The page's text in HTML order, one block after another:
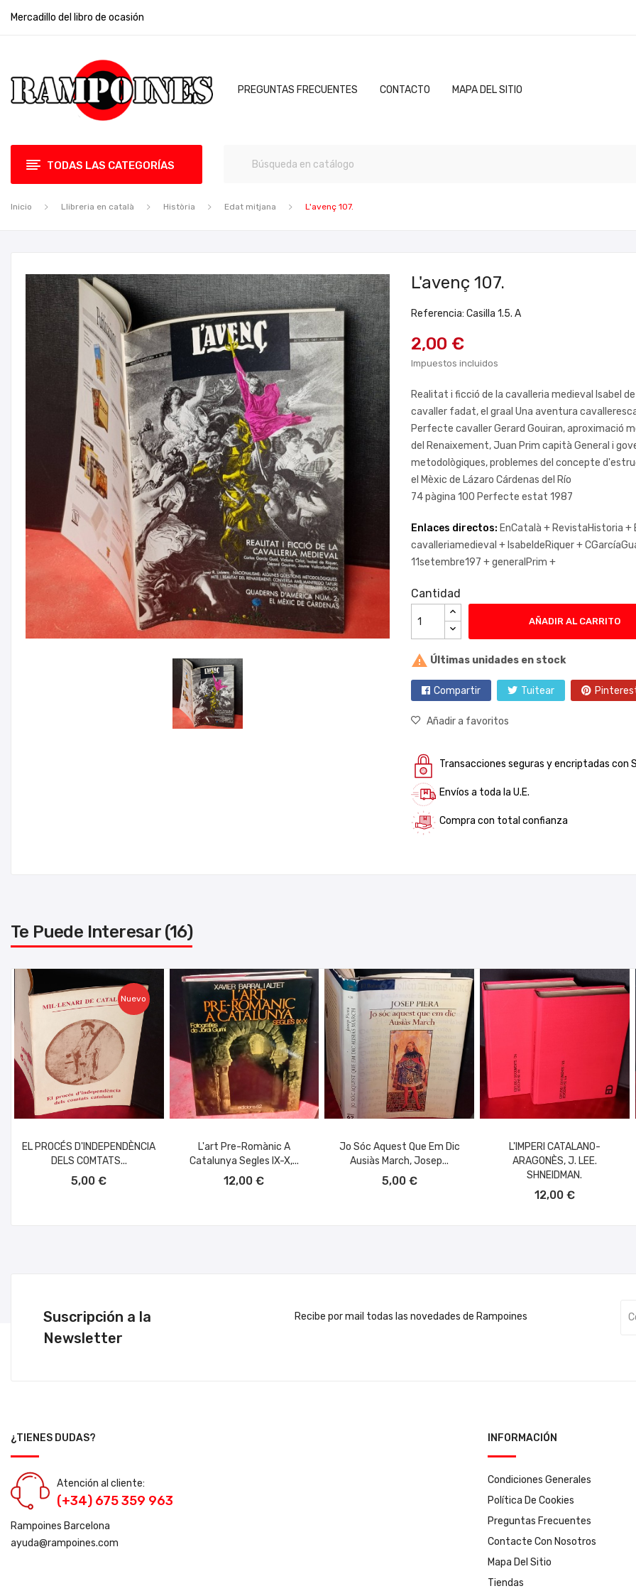
Mercadillo del libro de ocasión
PREGUNTAS FRECUENTES CONTACTO MAPA DEL SITIO
TODAS LAS CATEGORÍAS
Inicio Llibreria en català Història Edat mitjana L'avenç 107.
L'avenç 107.
Referencia: Casilla 1.5. A
2,00 €
Impuestos incluidos
Realitat i ficció de la cavalleria medieval Isabel
cavaller fadat, el graal Una aventura
Perfecte cavaller Gerard Gouiran, aproximació
del Renaixement, Juan Prim capità General i
metodològiques, problemes del concepte
el Mèxic de Lázaro Cárdenas del Río
74 pàgina 100 Perfecte estat 1987
Enlaces directos: EnCatalà + RevistaHistoria +
cavalleriamedieval + IsabeldeRiquer +
11setembre197 +generalPrim +
Cantidad
AÑADIR AL CARRITO
 Últimas unidades en stock
Compartir Tuitear
Añadir a favoritos
Transacciones seguras y encriptadas con
Envíos a toda la U.E.
Compra con total confianza
Te Puede Interesar (16)
Nuevo
EL PROCÉS D'INDEPENDÈNCIA
DELS COMTATS...
5,00 €
L'art Pre-Romànic A
Catalunya Segles IX-X,...
12,00 €
AÑADIR AL CARRITO
Jo Sóc Aquest Que Em Dic
Ausiàs March, Josep...
5,00 €
L'IMPERI CATALANO-
ARAGONÈS, J. LEE.
SHNEIDMAN.
12,00 €
Suscripción a la
Newsletter
Recibe por mail todas las novedades de Rampoines
¿TIENES DUDAS?
Atención al cliente:
(+34) 675 359 963
Rampoines Barcelona
ayuda@rampoines.com
INFORMACIÓN
Condiciones Generales
Política De Cookies
Preguntas Frecuentes
Contacte Con Nosotros
Mapa Del Sitio
Tiendas